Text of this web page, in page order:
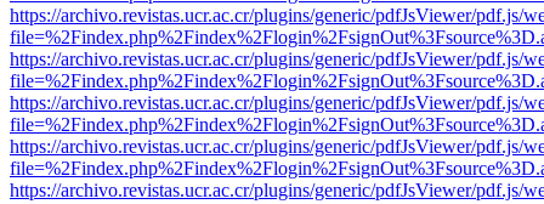
https://archivo.revistas.ucr.ac.cr/plugins/generic/pdfJsViewer/pdf.js/
https://archivo.revistas.ucr.ac.cr/plugins/generic/pdfJsViewer/pdf.js/
https://archivo.revistas.ucr.ac.cr/plugins/generic/pdfJsViewer/pdf.js/
https://archivo.revistas.ucr.ac.cr/plugins/generic/pdfJsViewer/pdf.js/
https://archivo.revistas.ucr.ac.cr/plugins/generic/pdfJsViewer/pdf.js/